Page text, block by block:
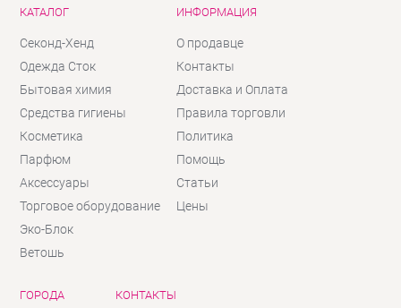
КАТАЛОГ
Секонд-Хенд
Одежда Сток
Бытовая химия
Средства гигиены
Косметика
Парфюм
Аксессуары
Торговое оборудование
Эко-Блок
Ветошь
ИНФОРМАЦИЯ
О продавце
Контакты
Доставка и Оплата
Правила торговли
Политика
Помощь
Статьи
Цены
ГОРОДА КОНТАКТЫ